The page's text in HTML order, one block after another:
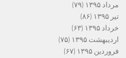
مرداد ۱۳۹۵
(۷۹)
تیر ۱۳۹۵
(۸۶)
خرداد ۱۳۹۵
(۶۳)
اردیبهشت ۱۳۹۵
(۷۵)
فروردین ۱۳۹۵
(۶۷)